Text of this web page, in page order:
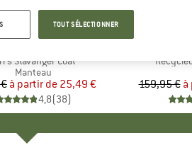
+3
Stavanger Coat
Product group
Manteau
Prix
Prix réduit
à partir de 25,49 €
4,8(38)
Article
159,95 € à
TOUT SÉLECTIONNER